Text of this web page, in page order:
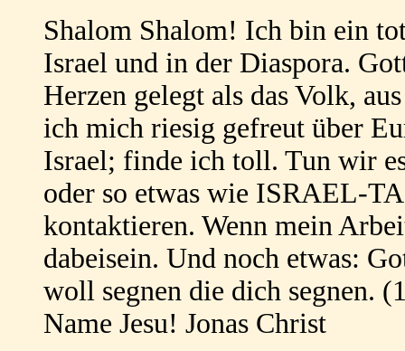
Shalom Shalom! Ich bin ein
Israel und in der Diaspora.
Herzen gelegt als das Volk,
ich mich riesig gefreut über
Israel; finde ich toll. Tun wir
oder so etwas wie ISRAEL-
kontaktieren. Wenn mein
dabeisein. Und noch etwas:
woll segnen die dich segnen.
Name Jesu! Jonas Christ